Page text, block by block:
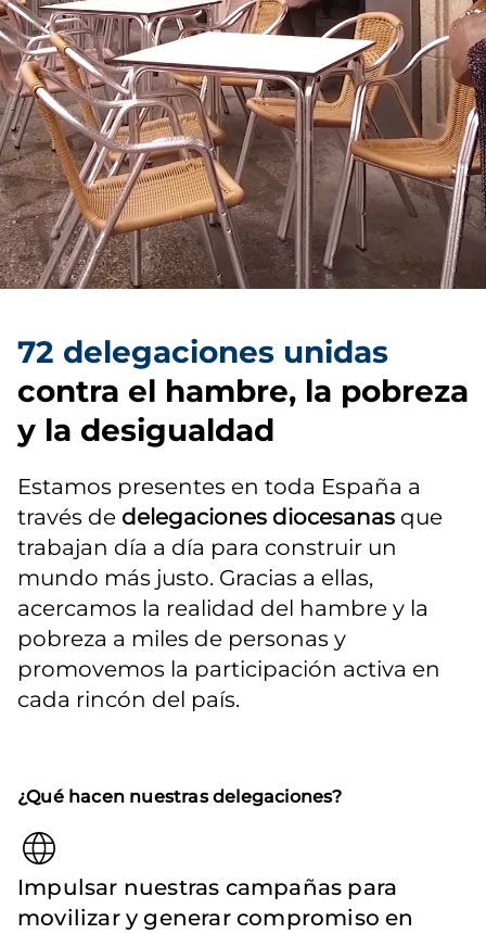
72 delegaciones unidas
contra el hambre, la pobreza
y la desigualdad
Estamos presentes en toda España a
través de delegaciones diocesanas que
trabajan día a día para construir un
mundo más justo. Gracias a ellas,
acercamos la realidad del hambre y la
pobreza a miles de personas y
promovemos la participación activa en
cada rincón del país.
¿Qué hacen nuestras delegaciones?
Impulsar nuestras campañas para
movilizar y generar compromiso en